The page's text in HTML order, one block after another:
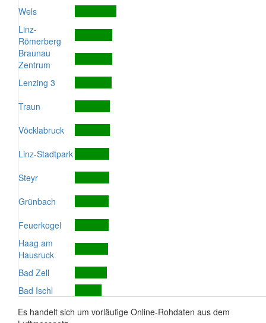
Wels
Linz-
Römerberg
Braunau
Zentrum
Lenzing 3
Traun
Vöcklabruck
Linz-Stadtpark
Steyr
Grünbach
Feuerkogel
Haag am
Hausruck
Bad Zell
Bad Ischl
Es handelt sich um vorläufige Online-Rohdaten aus dem